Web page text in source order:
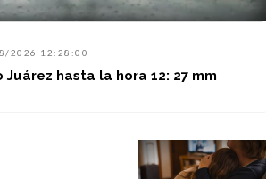
2026 12:28:00
hasta la hora 12: 27 mm